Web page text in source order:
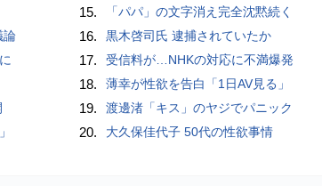
論
15. 「パパ」の文字消え完全沈黙続く
16. 黒木啓司氏 逮捕されていたか
17. 受信料が…NHKの対応に不満爆発
18. 薄幸が性欲を告白「1日AV見る」
19. 渡邊渚「キス」のヤジでパニック
20. 大久保佳代子 50代の性欲事情